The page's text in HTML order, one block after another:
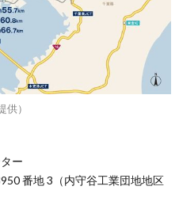
）
ー
番地 3（内守谷工業団地地区